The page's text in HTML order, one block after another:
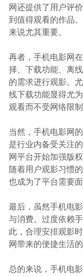
网还提供了用户评
到值得观看的作品
来说尤其重要。
再者，手机电影网
择、下载功能、离
的需求进行观影。
线下载功能显得尤
观看而不受网络限制
当然，手机电影网
是行业内备受关注
网平台开始加强版
随着用户观影习惯
也成为了平台需要面
最后，虽然手机电
与消费。过度依赖
此，合理安排观影
网带来的便捷生活的
总的来说，手机电